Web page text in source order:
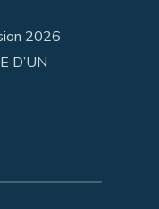
2026
D’UN